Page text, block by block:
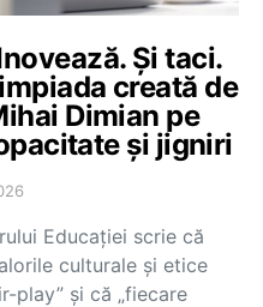
Și taci.
creată de
Dimian pe
și jigniri
Educației scrie că
culturale și etice
play” și că „fiecare